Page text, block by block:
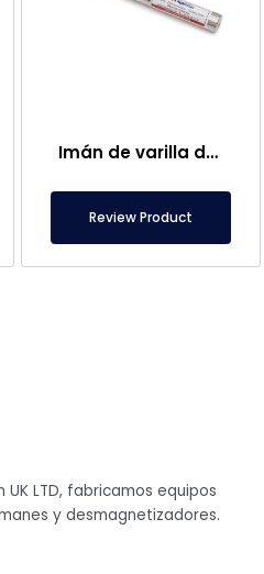
Imán de varilla de neodimio de Ø25×250 mm – Conexión hembra M8 en un lado
Review Product
LTD, fabricamos equipos
y desmagnetizadores.